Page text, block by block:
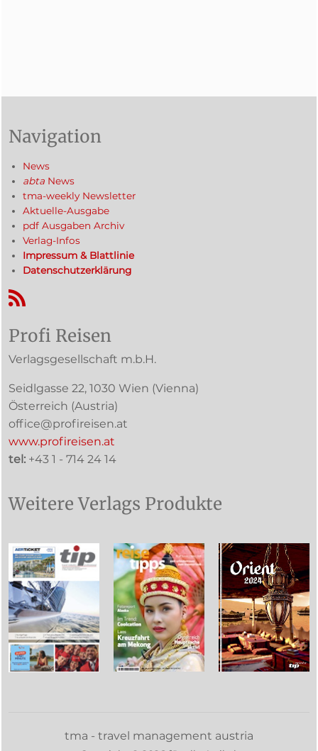
Navigation
News
abta News
tma-weekly Newsletter
Aktuelle-Ausgabe
pdf Ausgaben Archiv
Verlag-Infos
Impressum & Blattlinie
Datenschutzerklärung
RSS-Feed
Profi Reisen
Verlagsgesellschaft m.b.H.
Seidlgasse 22, 1030 Wien (Vienna)
Österreich (Austria)
office@profireisen.at
www.profireisen.at
tel: +43 1 - 714 24 14
Weitere Verlags Produkte
tma - travel management austria